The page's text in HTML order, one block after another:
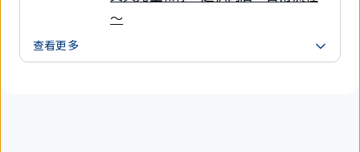
～
查看更多